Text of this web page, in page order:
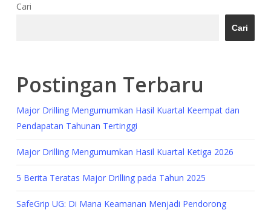
Cari
Cari
Postingan Terbaru
Major Drilling Mengumumkan Hasil Kuartal Keempat dan
Pendapatan Tahunan Tertinggi
Major Drilling Mengumumkan Hasil Kuartal Ketiga 2026
5 Berita Teratas Major Drilling pada Tahun 2025
SafeGrip UG: Di Mana Keamanan Menjadi Pendorong